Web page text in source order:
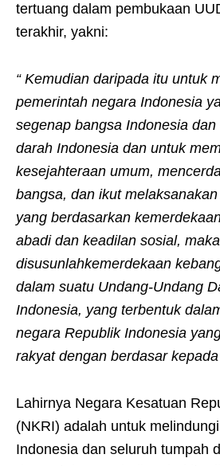
tertuang dalam pembukaan
terakhir, yakni:
“ Kemudian daripada itu untuk
pemerintah negara Indonesia
segenap bangsa Indonesia
darah Indonesia dan untuk
kesejahteraan umum,
bangsa, dan ikut
yang berdasarkan
abadi dan keadilan sosial, maka
disusunlahkemerdekaan
dalam suatu Undang-Undang
Indonesia, yang terbentuk
negara Republik Indonesia
rakyat dengan berdasar
Lahirnya Negara Kesatuan
(NKRI) adalah untuk
Indonesia dan seluruh tumpah